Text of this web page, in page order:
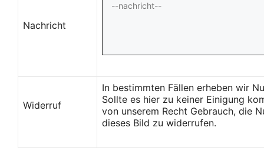
Nachricht
Widerruf
In bestimmten Fällen erheben wir
Sollte es hier zu keiner Einigung
von unserem Recht Gebrauch, die
dieses Bild zu widerrufen.